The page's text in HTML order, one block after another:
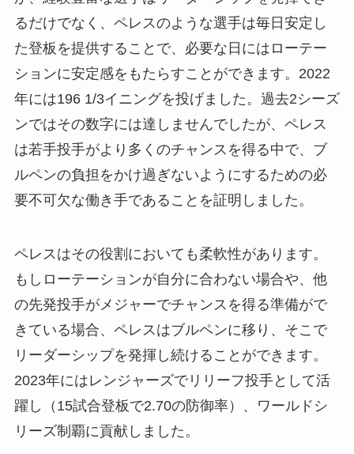
るだけでなく、ペレスのような選手は毎日安定し
た登板を提供することで、必要な日にはローテー
ションに安定感をもたらすことができます。2022
年には196 1/3イニングを投げました。過去2シーズ
ンではその数字には達しませんでしたが、ペレス
は若手投手がより多くのチャンスを得る中で、ブ
ルペンの負担をかけ過ぎないようにするための必
要不可欠な働き手であることを証明しました。
ペレスはその役割においても柔軟性があります。
もしローテーションが自分に合わない場合や、他
の先発投手がメジャーでチャンスを得る準備がで
きている場合、ペレスはブルペンに移り、そこで
リーダーシップを発揮し続けることができます。
2023年にはレンジャーズでリリーフ投手として活
躍し（15試合登板で2.70の防御率）、ワールドシ
リーズ制覇に貢献しました。